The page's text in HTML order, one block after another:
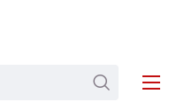
ZOEKEN